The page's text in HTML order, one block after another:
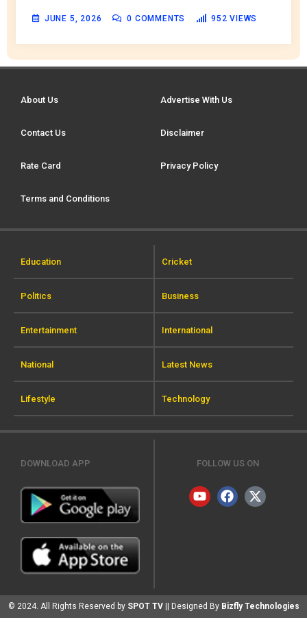
JUNE 5, 2026 0 COMMENTS 952 VIEWS
About Us Advertise With Us
Contact Us Disclaimer
Rate Card Privacy Policy
Terms and Conditions
Education Cricket
Politics Business
Entertainment International
National Latest News
Lifestyle Technology
DOWNLOAD APP FOLLOW US ON
© 2024. All Rights Reserved by SPOT TV || Designed By Bizfly Technologies